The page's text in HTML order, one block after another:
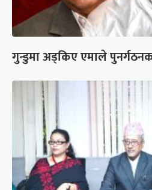
गुन्डुमा अड्किए एमाले